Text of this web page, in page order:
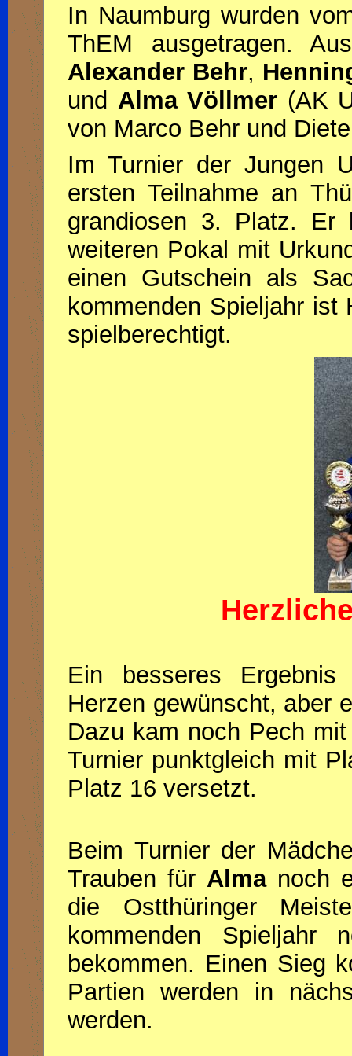
In Naumburg wurden
ThEM ausgetragen.
Alexander Behr,
und Alma Völlmer (AK
von Marco Behr und
Im Turnier der Jungen
ersten Teilnahme an
grandiosen 3. Platz. Er
weiteren Pokal mit
einen Gutschein als
kommenden Spieljahr ist
spielberechtigt.
Ein besseres
Herzen gewünscht, aber
Dazu kam noch Pech
Turnier punktgleich mit
Platz 16 versetzt.
Beim Turnier der
Trauben für Almanoch
die Ostthüringer
kommenden
bekommen. Einen Sieg
Partien werden in
werden.